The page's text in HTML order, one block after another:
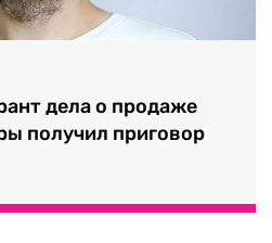
дела о продаже
получил приговор